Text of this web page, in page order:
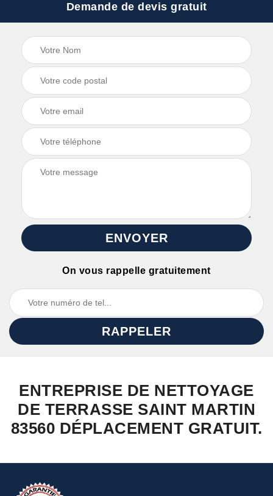
Demande de devis gratuit
On vous rappelle gratuitement
ENTREPRISE DE NETTOYAGE
DE TERRASSE SAINT MARTIN
83560 DÉPLACEMENT GRATUIT.